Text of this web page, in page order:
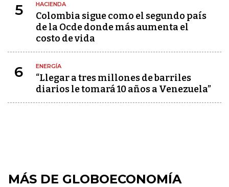
5 HACIENDA
Colombia sigue como el segundo país
de la Ocde donde más aumenta el
costo de vida
6 ENERGÍA
“Llegar a tres millones de barriles
diarios le tomará 10 años a Venezuela”
MÁS DE GLOBOECONOMÍA